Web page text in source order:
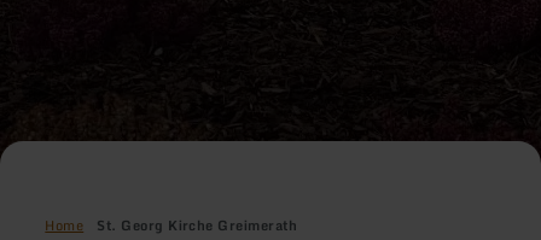
Home St. Georg Kirche Greimerath